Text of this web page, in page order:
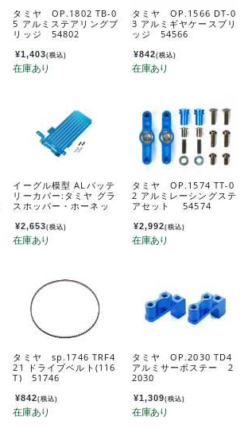
タミヤ OP.1802 TB-0
5 アルミステアリングブ
リッジ 54802
¥1,403(税込)
タミヤ OP.1566 DT-0
3 アルミギヤケースブリ
ッジ 54566
¥842(税込)
イーグル模型 ALバッテ
リーカバー:タミヤ グラ
スホッパー・ホーネッ
¥2,653(税込)
タミヤ OP.1574 TT-0
2 アルミレーシングステ
アセット 54574
¥2,992(税込)
タミヤ sp.1746 TRF4
21 ドライブベルト(116
T) 51746
¥842(税込)
タミヤ OP.2030 TD4
アルミサーボステー 2
2030
¥1,309(税込)